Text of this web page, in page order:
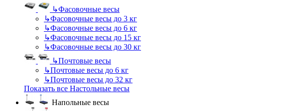
↳Фасовочные весы
↳Фасовочные весы до 3 кг
↳Фасовочные весы до 6 кг
↳Фасовочные весы до 15 кг
↳Фасовочные весы до 30 кг
↳Почтовые весы
↳Почтовые весы до 6 кг
↳Почтовые весы до 32 кг
Показать все Настольные весы
Напольные весы